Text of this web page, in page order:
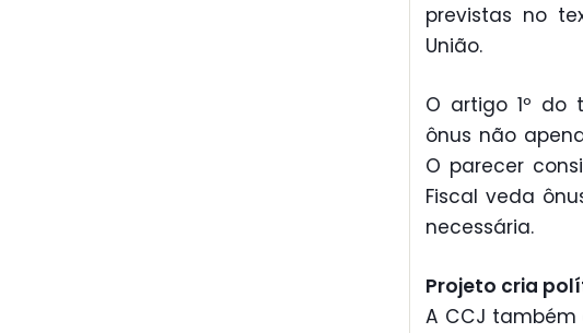
previstas no
União.
O artigo 1º do
ônus não
O parecer
Fiscal veda
necessária.
Projeto cria
A CCJ também